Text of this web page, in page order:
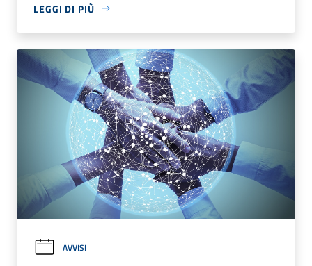
LEGGI DI PIÙ
AVVISI